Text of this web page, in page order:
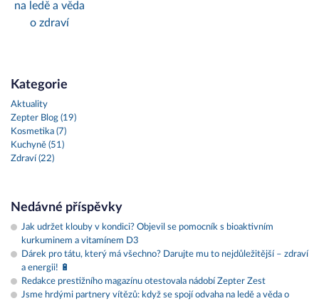
na ledě a věda
o zdraví
Kategorie
Aktuality
Zepter Blog (19)
Kosmetika (7)
Kuchyně (51)
Zdraví (22)
Nedávné příspěvky
Jak udržet klouby v kondici? Objevil se pomocník s bioaktivním
kurkuminem a vitamínem D3
Dárek pro tátu, který má všechno? Darujte mu to nejdůležitější – zdraví
a energii! 🔋
Redakce prestižního magazínu otestovala nádobí Zepter Zest
Jsme hrdými partnery vítězů: když se spojí odvaha na ledě a věda o